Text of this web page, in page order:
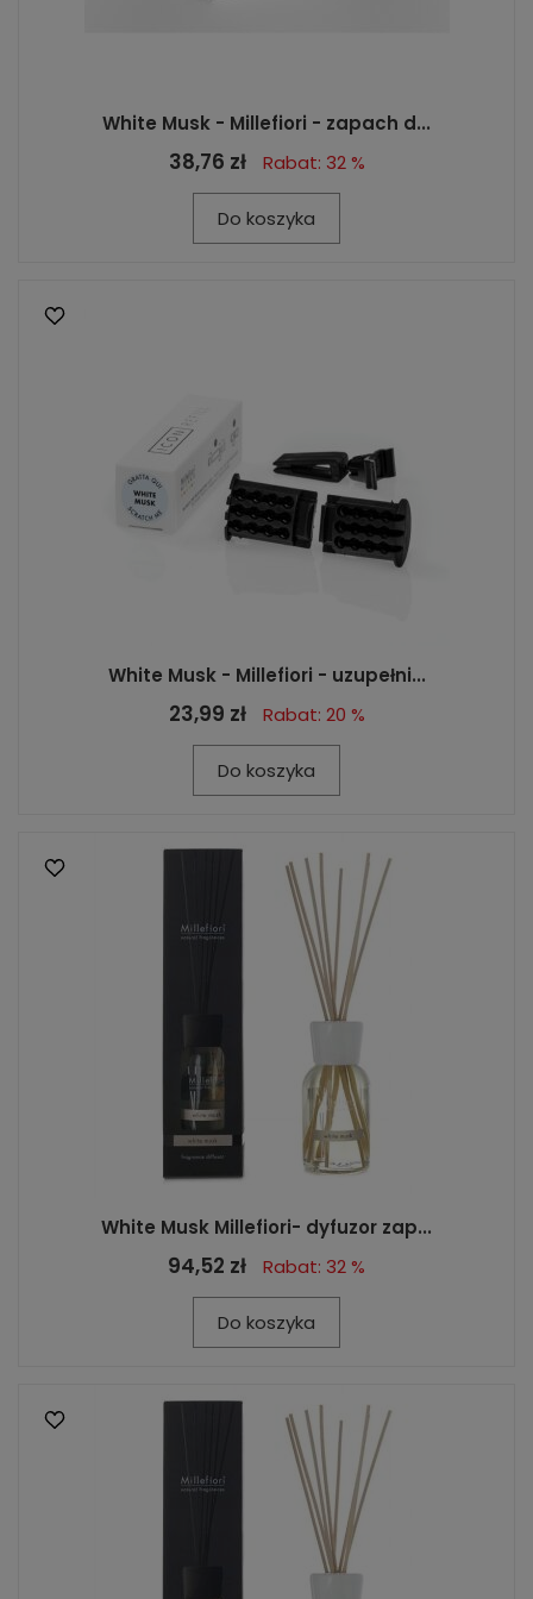
White Musk - Millefiori - zapach d...
38,76 zł Rabat: 32 %
Do koszyka
White Musk - Millefiori - uzupełni...
23,99 zł Rabat: 20 %
Do koszyka
White Musk Millefiori- dyfuzor zap...
94,52 zł Rabat: 32 %
Do koszyka